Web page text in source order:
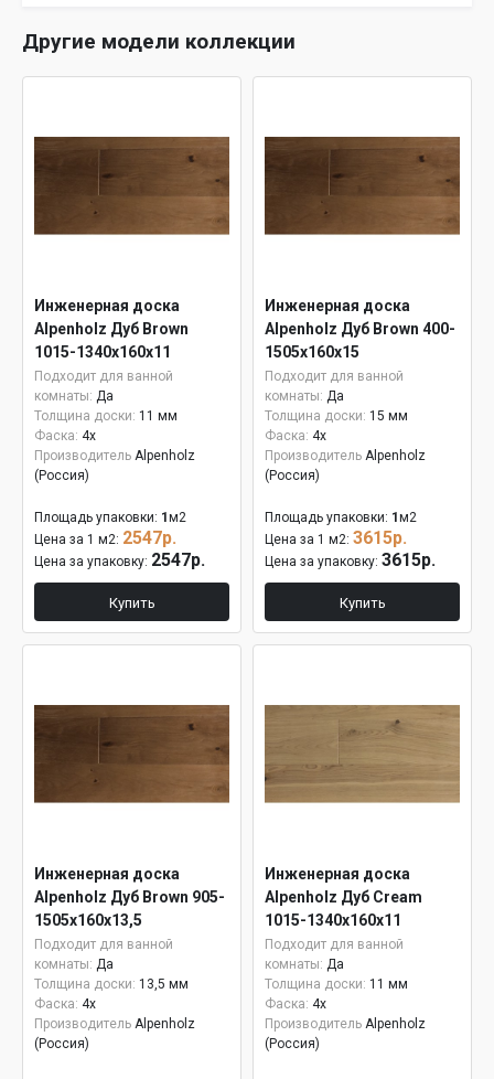
Другие модели коллекции
Инженерная доска
Alpenholz Дуб Brown
1015-1340х160х11
Подходит для ванной
комнаты: Да
Толщина доски: 11 мм
Фаска: 4x
Производитель Alpenholz
(Россия)
Площадь упаковки: 1 м2
Цена за 1 м2: 2547р.
Цена за упаковку: 2547р.
Купить
Инженерная доска
Alpenholz Дуб Brown 400-
1505х160х15
Подходит для ванной
комнаты: Да
Толщина доски: 15 мм
Фаска: 4x
Производитель Alpenholz
(Россия)
Площадь упаковки: 1 м2
Цена за 1 м2: 3615р.
Цена за упаковку: 3615р.
Купить
Инженерная доска
Alpenholz Дуб Brown 905-
1505х160х13,5
Подходит для ванной
комнаты: Да
Толщина доски: 13,5 мм
Фаска: 4x
Производитель Alpenholz
(Россия)
Инженерная доска
Alpenholz Дуб Cream
1015-1340х160х11
Подходит для ванной
комнаты: Да
Толщина доски: 11 мм
Фаска: 4x
Производитель Alpenholz
(Россия)